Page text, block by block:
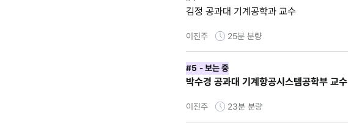
김정 공과대 기계공학과 교수
이진주 25분 분량
#5 - 보는 중
박수경 공과대 기계항공시스템공학부 교수
이진주 23분 분량